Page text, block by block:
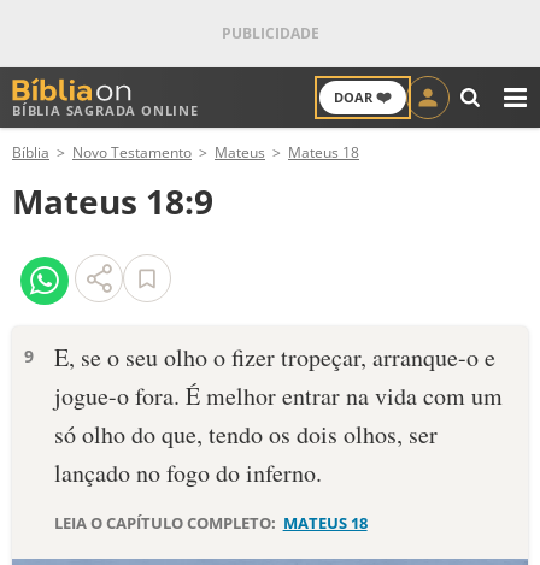
BÍBLIA SAGRADA ONLINE
DOAR ❤️
ANTIGO TESTAMENTO
NOVO TESTAMENTO
VERSÍCULOS
PALAVRA DO DIA
SALMO DO DIA
DEVOCIONAL DIÁRIO
Bíblia Novo Testamento Mateus Mateus 18
Mateus 18:9
9
E, se o seu olho o fizer tropeçar, arranque-o e
jogue-o fora. É melhor entrar na vida com um
só olho do que, tendo os dois olhos, ser
lançado no fogo do inferno.
LEIA O CAPÍTULO COMPLETO: MATEUS 18